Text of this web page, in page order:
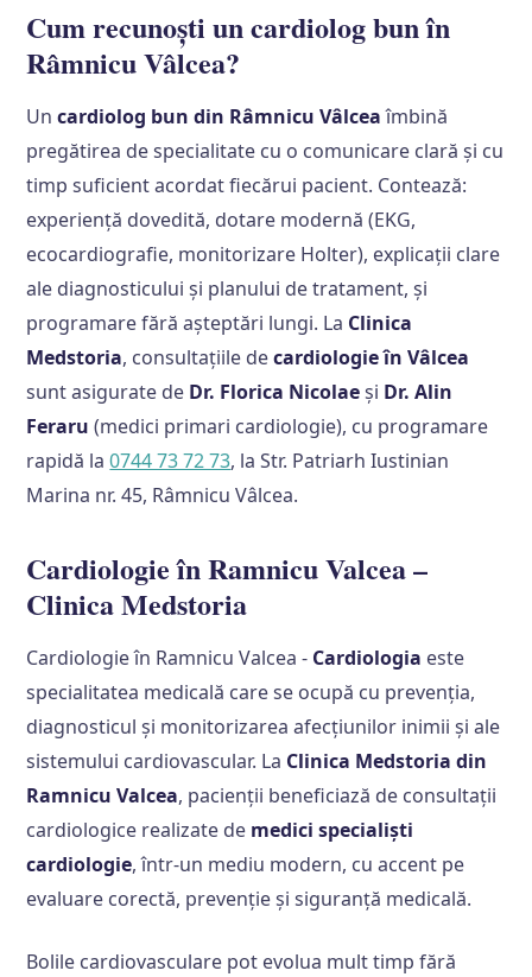
Cum recunoști un cardiolog bun în
Râmnicu Vâlcea?
Uncardiolog bun din Râmnicu Vâlceaîmbină
pregătirea de specialitate cu o comunicare clară și cu
timp suficient acordat fiecărui pacient. Contează:
experiență dovedită, dotare modernă (EKG,
ecocardiografie, monitorizare Holter), explicații clare
ale diagnosticului și planului de tratament, și
programare fără așteptări lungi. La Clinica
Medstoria, consultațiile decardiologie în Vâlcea
sunt asigurate de Dr. Florica Nicolaeși Dr. Alin
Feraru (medici primari cardiologie), cu programare
rapidă la0744 73 72 73, la Str. Patriarh Iustinian
Marina nr. 45, Râmnicu Vâlcea.
Cardiologie în Ramnicu Valcea –
Clinica Medstoria
Cardiologie în Ramnicu Valcea - Cardiologia este
specialitatea medicală care se ocupă cu prevenția,
diagnosticul și monitorizarea afecțiunilor inimii și ale
sistemului cardiovascular. La Clinica Medstoria din
Ramnicu Valcea, pacienții beneficiază de consultații
cardiologice realizate de medici specialiști
cardiologie, într-un mediu modern, cu accent pe
evaluare corectă, prevenție și siguranță medicală.
Bolile cardiovasculare pot evolua mult timp fără